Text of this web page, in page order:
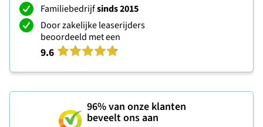
Familiebedrijfsinds 2015
Door zakelijke leaserijders
beoordeeld met een
9.6
96%van onze klanten
beveelt ons aan